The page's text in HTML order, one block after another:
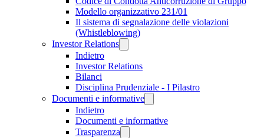
Modello organizzativo 231/01
Il sistema di segnalazione delle violazioni
(Whistleblowing)
Investor Relations
Indietro
Investor Relations
Bilanci
Disciplina Prudenziale - I Pilastro
Documenti e informative
Indietro
Documenti e informative
Trasparenza